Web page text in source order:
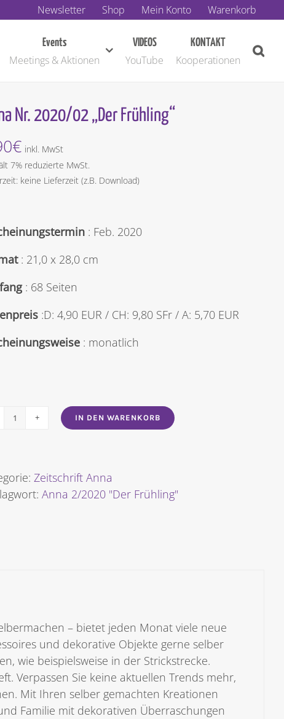
Newsletter Shop Mein Konto Warenkorb
Events
Meetings & Aktionen
VIDEOS
YouTube
KONTAKT
Kooperationen
Nr. 2020/02 „Der Frühling“
€ inkl. MwSt
7% reduzierte MwSt.
keine Lieferzeit (z.B. Download)
: Feb. 2020
: 21,0 x 28,0 cm
: 68 Seiten
:D: 4,90 EUR / CH: 9,80 SFr / A: 5,70 EUR
: monatlich
Anna
"Der
Frühling"
IN DEN WARENKORB
Zeitschrift Anna
Anna 2/2020 "Der Frühling"
– bietet jeden Monat viele neue
und dekorative Objekte gerne selber
wie beispielsweise in der Strickstrecke.
Verpassen Sie keine aktuellen Trends mehr,
Mit Ihren selber gemachten Kreationen
Familie mit dekorativen Überraschungen